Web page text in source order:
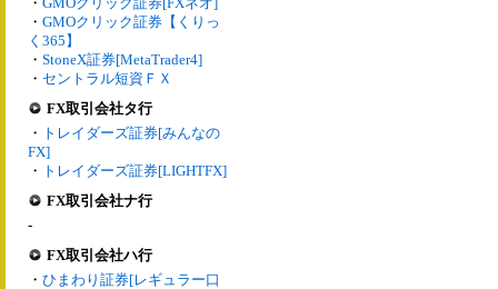
・ GMOクリック証券【くりっ
く365】
・ StoneX証券[MetaTrader4]
・ セントラル短資ＦＸ
FX取引会社タ行
・ トレイダーズ証券[みんなの
FX]
・ トレイダーズ証券[LIGHTFX]
FX取引会社ナ行
-
FX取引会社ハ行
・ ひまわり証券[レギュラー口